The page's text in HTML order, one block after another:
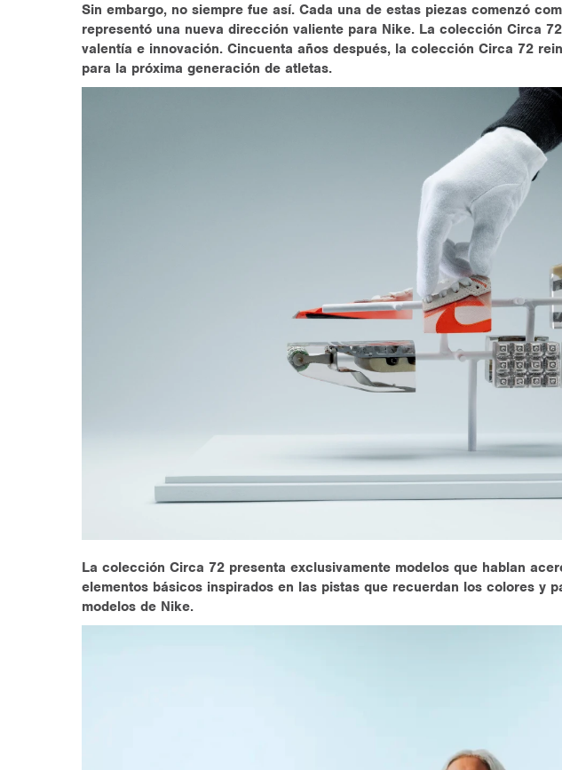
Sin embargo, no siempre fue así. Cada una de estas piezas comenzó
representó una nueva dirección valiente para Nike. La colección Circa
valentía e innovación. Cincuenta años después, la colección Circa 72
para la próxima generación de atletas.
La colección Circa 72 presenta exclusivamente modelos que hablan
elementos básicos inspirados en las pistas que recuerdan los colores y
modelos de Nike.